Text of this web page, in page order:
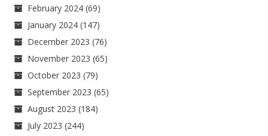
February 2024 (69)
January 2024 (147)
December 2023 (76)
November 2023 (65)
October 2023 (79)
September 2023 (65)
August 2023 (184)
July 2023 (244)